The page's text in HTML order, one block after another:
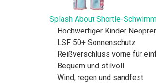
Splash About Shortie-
Hochwertiger Kinder
LSF 50+ Sonnenschutz
Reißverschluss vorne für
Bequem und stilvoll
Wind, regen und sandfest